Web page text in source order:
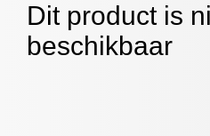
Dit product is
beschikbaar